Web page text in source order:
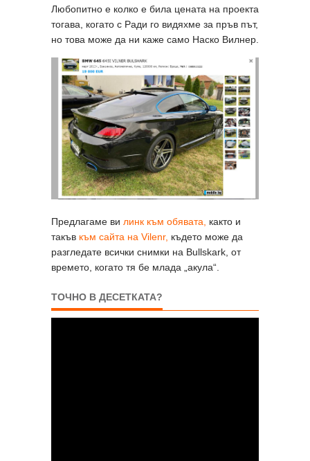
Любопитно е колко е била цената на проекта
тогава, когато с Ради го видяхме за пръв път,
но това може да ни каже само Наско Вилнер.
Предлагаме ви линк към обявата,
както и
такъв към сайта на Vilenr, където може да
разгледате всички снимки на Bullskark, от
времето, когато тя бе млада „акула“.
ТОЧНО В ДЕСЕТКАТА?